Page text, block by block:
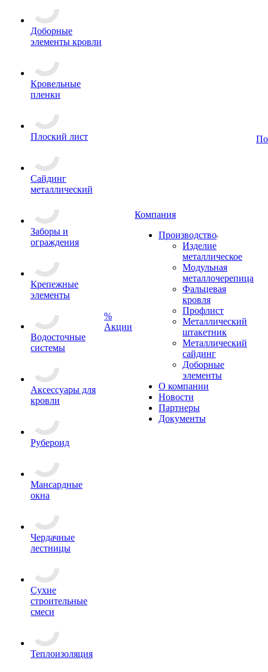
Доборные
элементы кровли
Кровельные
пленки
Плоский лист
Сайдинг
металлический
Заборы и
ограждения
Крепежные
элементы
Водосточные
системы
Аксессуары для
кровли
Рубероид
Мансардные
окна
Чердачные
лестницы
Сухие
строительные
смеси
Теплоизоляция
%
Акции
Компания
Производство
Изделие
металлическое
Модульная
металлочерепица
Фальцевая
кровля
Профлист
Металлический
штакетник
Металлический
сайдинг
Доборные
элементы
О компании
Новости
Партнеры
Документы